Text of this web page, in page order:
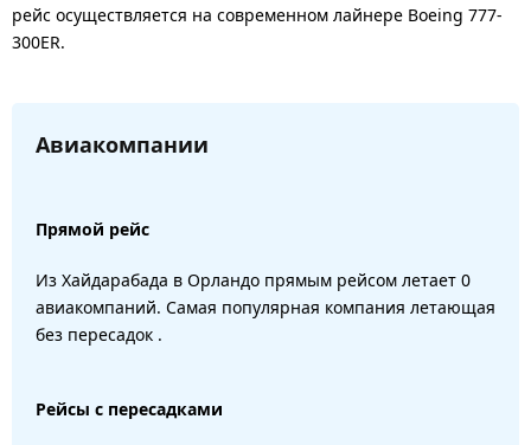
рейс осуществляется на современном лайнере Boeing 777-
300ER.
Авиакомпании
Прямой рейс
Из Хайдарабада в Орландо прямым рейсом летает 0
авиакомпаний. Самая популярная компания летающая
без пересадок .
Рейсы с пересадками